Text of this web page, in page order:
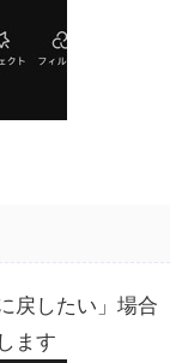
戻したい」場合
ます